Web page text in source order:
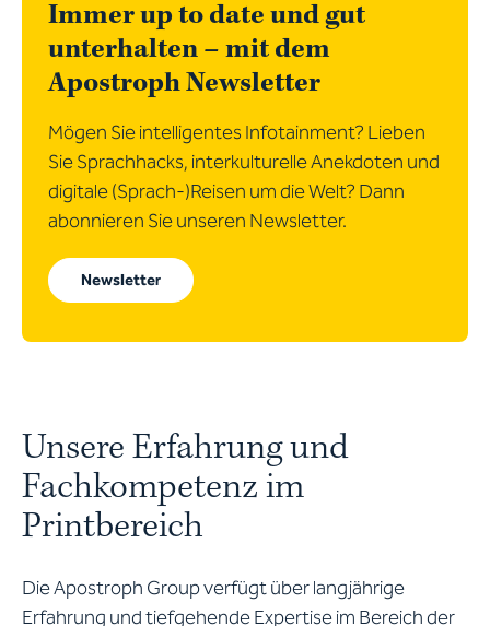
Immer up to date und gut
unterhalten – mit dem
Apostroph Newsletter
Mögen Sie intelligentes Infotainment? Lieben
Sie Sprachhacks, interkulturelle Anekdoten und
digitale (Sprach-)Reisen um die Welt? Dann
abonnieren Sie unseren Newsletter.
Newsletter
Unsere Erfahrung und
Fachkompetenz im
Printbereich
Die Apostroph Group verfügt über langjährige
Erfahrung und tiefgehende Expertise im Bereich der